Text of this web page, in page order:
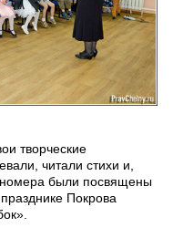
творческие
читали стихи и,
номера были посвящены
Покрова